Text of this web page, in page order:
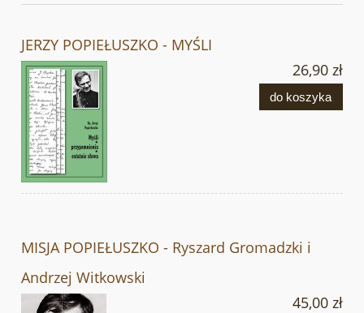
JERZY POPIEŁUSZKO - MYŚLI
26,90 zł
do koszyka
MISJA POPIEŁUSZKO - Ryszard Gromadzki i
Andrzej Witkowski
45,00 zł